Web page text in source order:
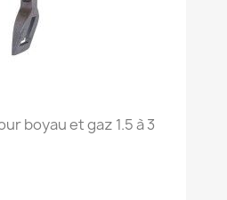
boyau et gaz 1.5 à 3